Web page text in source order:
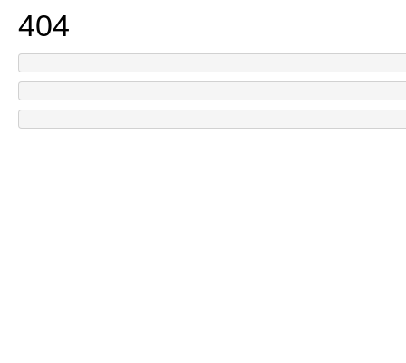
404